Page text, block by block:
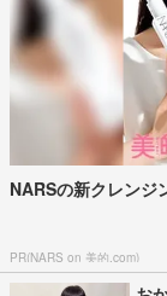
NARSの新クレンジ
PR(NARS on 美的.com)